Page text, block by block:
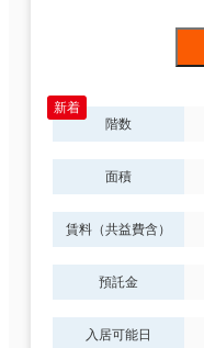
階数
面積
賃料（共益費含）
預託金
入居可能日